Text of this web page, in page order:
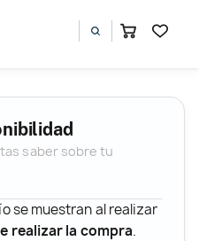
saber sobre tu
se muestran al realizar
realizar la compra.